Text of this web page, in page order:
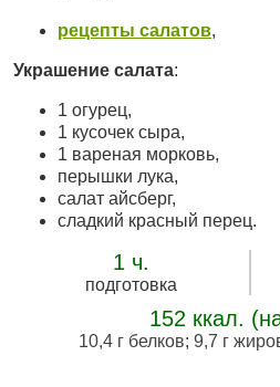
рецепты салатов,
Украшение салата:
1 огурец,
1 кусочек сыра,
1 вареная морковь,
перышки лука,
салат айсберг,
сладкий красный перец.
1 ч.
подготовка
152 ккал.
10,4 г белков; 9,7 г